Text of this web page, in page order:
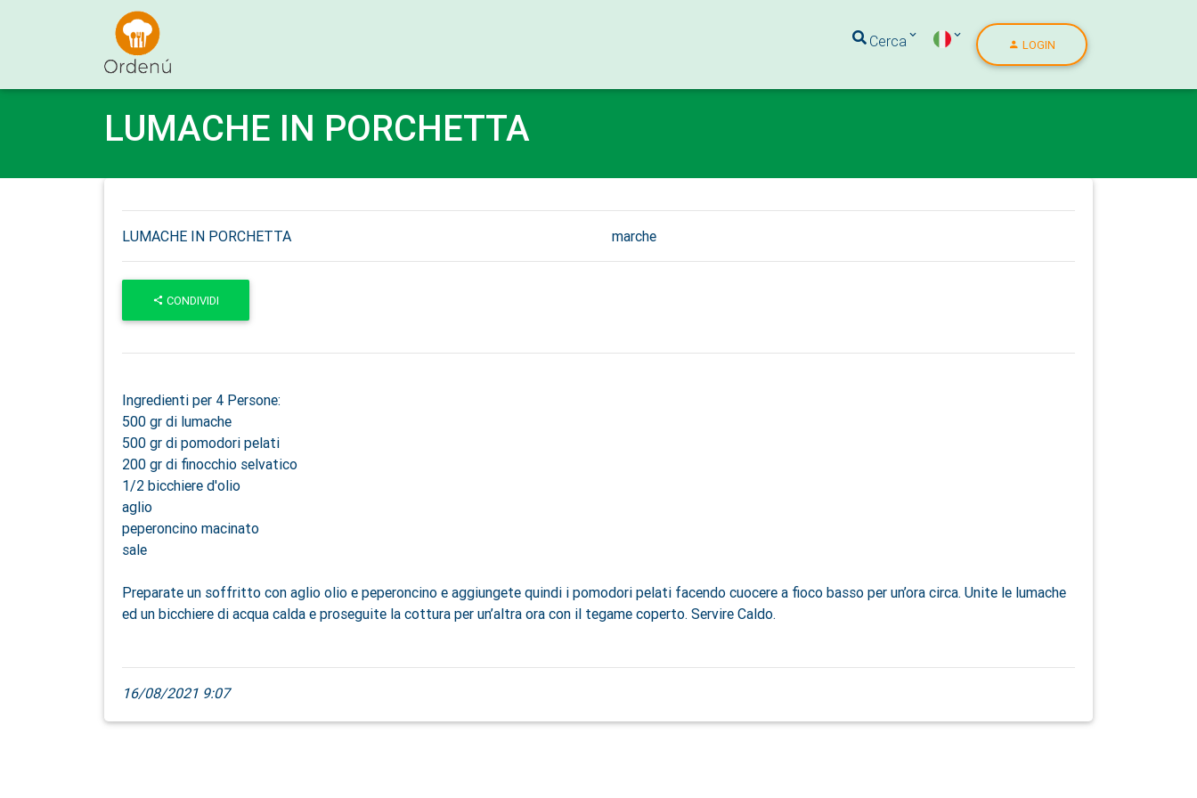
Ordenu
Cerca
LOGIN
LUMACHE IN PORCHETTA
LUMACHE IN PORCHETTA marche
CONDIVIDI
Ingredienti per 4 Persone:
500 gr di lumache
500 gr di pomodori pelati
200 gr di finocchio selvatico
1/2 bicchiere d'olio
aglio
peperoncino macinato
sale
Preparate un soffritto con aglio olio e peperoncino e aggiungete quindi i pomodori pelati facendo cuocere a fioco basso per un’ora circa. Unite le lumache
ed un bicchiere di acqua calda e proseguite la cottura per un’altra ora con il tegame coperto. Servire Caldo.
16/08/2021 9:07